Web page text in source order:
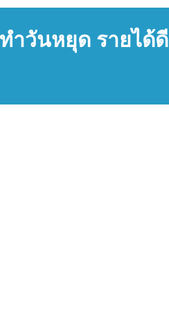
ำวันหยุด รายได้ดี